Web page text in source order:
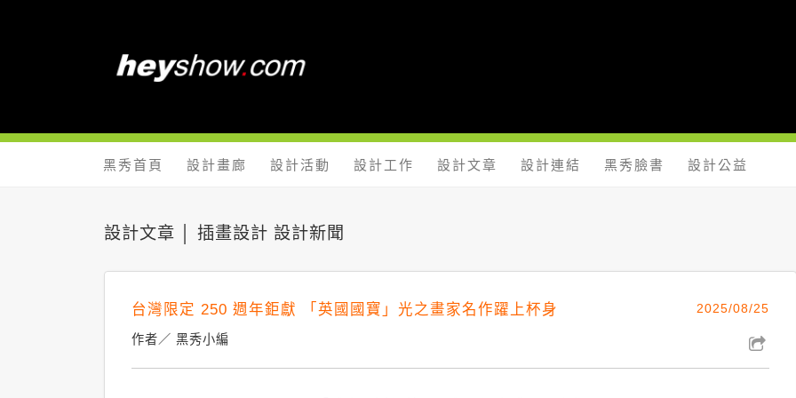
黑秀首頁 設計畫廊 設計活動 設計工作 設計文章 設計連結 黑秀臉書 設計公益
設計文章 │ 插畫設計 設計新聞
台灣限定 250 週年鉅獻 「英國國寶」光之畫家名作躍上杯身
作者／ 黑秀小編
2025/08/25